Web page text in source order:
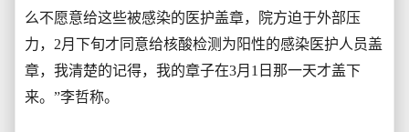
么不愿意给这些被感染的医护盖章，院方迫于外部压
力，2月下旬才同意给核酸检测为阳性的感染医护人员盖
章，我清楚的记得，我的章子在3月1日那一天才盖下
来。”李哲称。